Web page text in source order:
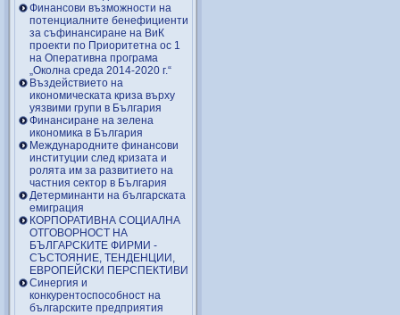
Финансови възможности на
потенциалните бенефициенти
за съфинансиране на ВиК
проекти по Приоритетна ос 1
на Оперативна програма
„Околна среда 2014-2020 г.“
Въздействието на
икономическата криза върху
уязвими групи в България
Финансиране на зелена
икономика в България
Международните финансови
институции след кризата и
ролята им за развитието на
частния сектор в България
Детерминанти на българската
емиграция
КОРПОРАТИВНА СОЦИАЛНА
ОТГОВОРНОСТ НА
БЪЛГАРСКИТЕ ФИРМИ -
СЪСТОЯНИЕ, ТЕНДЕНЦИИ,
ЕВРОПЕЙСКИ ПЕРСПЕКТИВИ
Синергия и
конкурентоспособност на
българските предприятия